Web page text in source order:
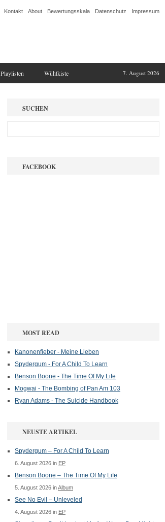
Kontakt About Bewertungsskala Datenschutz Impressum
7. August 2026
Playlisten Wühlkiste
SUCHEN
FACEBOOK
MOST READ
Kanonenfieber - Meine Lieben
Spydergum - For A Child To Learn
Benson Boone - The Time Of My Life
Mogwai - The Bombing of Pan Am 103
Ryan Adams - The Suicide Handbook
NEUSTE ARTIKEL
Spydergum – For A Child To Learn
6. August 2026 in EP
Benson Boone – The Time Of My Life
5. August 2026 inAlbum
See No Evil – Unleveled
4. August 2026 in EP